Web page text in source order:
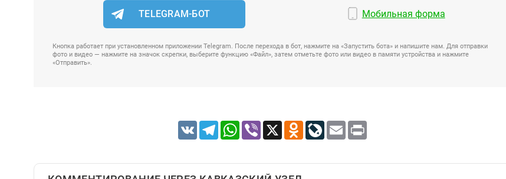
TELEGRAM-БОТ Мобильная форма
Кнопка работает при установленном приложении Telegram. После перехода в бот, нажмите на «Запустить бота» и напишите нам. Для отправки
фото и видео — нажмите на значок скрепки, выберите функцию «Файл», затем отметьте фото или видео в памяти устройства и нажмите
«Отправить».
VK TelegramWhatsApp
Viber X Odnoklassniki
LiveJournal
Email